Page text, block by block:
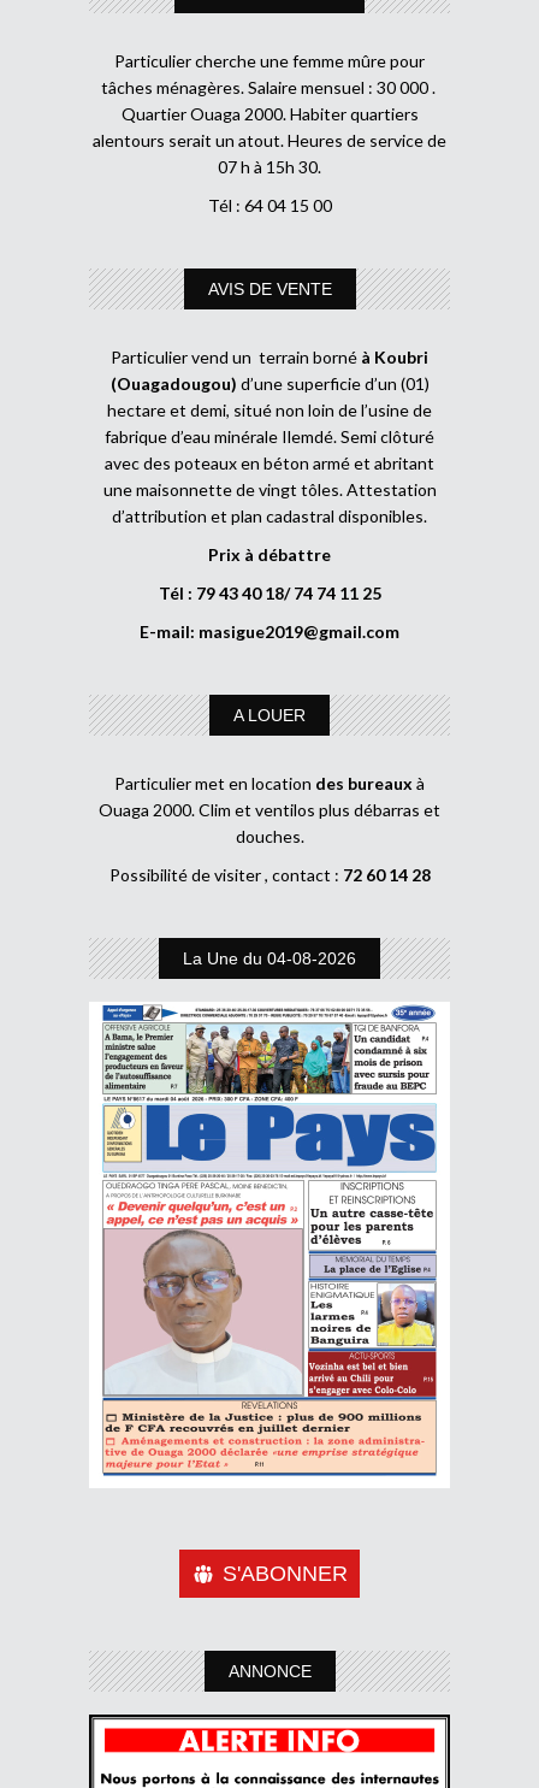
Particulier cherche une femme mûre pour
tâches ménagères. Salaire mensuel : 30 000 .
Quartier Ouaga 2000. Habiter quartiers
alentours serait un atout. Heures de service de
07 h à 15h 30.
Tél : 64 04 15 00
AVIS DE VENTE
Particulier vend un terrain borné à Koubri
(Ouagadougou) d’une superficie d’un (01)
hectare et demi, situé non loin de l’usine de
fabrique d’eau minérale Ilemdé. Semi clôturé
avec des poteaux en béton armé et abritant
une maisonnette de vingt tôles. Attestation
d’attribution et plan cadastral disponibles.
Prix à débattre
Tél : 79 43 40 18/ 74 74 11 25
E-mail: masigue2019@gmail.com
A LOUER
Particulier met en location des bureaux à
Ouaga 2000. Clim et ventilos plus débarras et
douches.
Possibilité de visiter , contact : 72 60 14 28
La Une du 04-08-2026
S'ABONNER
ANNONCE